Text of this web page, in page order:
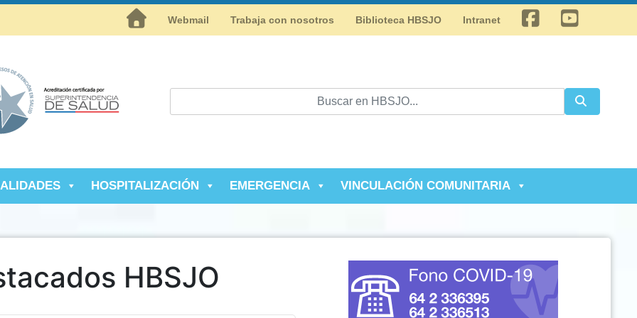
InicioWebmail Trabaja con nosotros Biblioteca HBSJO Intranet Facebook
HOSPITALIZACIÓN EMERGENCIA VINCULACIÓN COMUNITARIA
HBSJO